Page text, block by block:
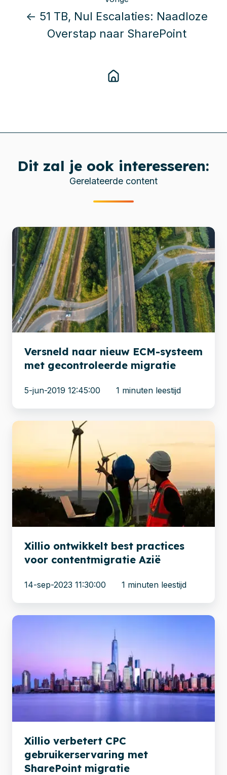
← 51 TB, Nul Escalaties: Naadloze
Overstap naar SharePoint
Dit zal je ook interesseren:
Gerelateerde content
Versneld
naar
nieuw
ECM-
systeem
met
gecontroleerde
migratie
Versneld naar nieuw ECM-systeem
met gecontroleerde migratie
5-jun-2019 12:45:00 1 minuten leestijd
Xillio
best
voor
contentmigratie
Xillio ontwikkelt best practices
voor contentmigratie Azië
14-sep-2023 11:30:00 1 minuten leestijd
Xillio
met
SharePoint
Xillio verbetert CPC
gebruikerservaring met
SharePoint migratie